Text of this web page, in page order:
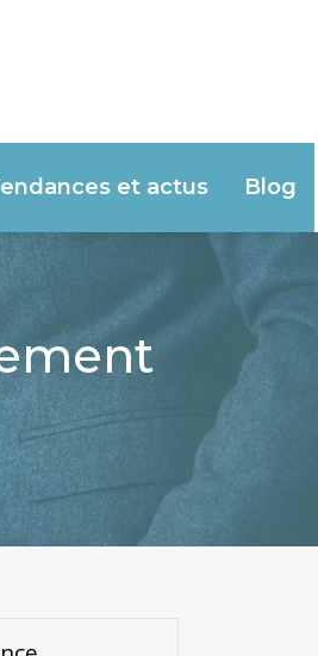
et actus Blog